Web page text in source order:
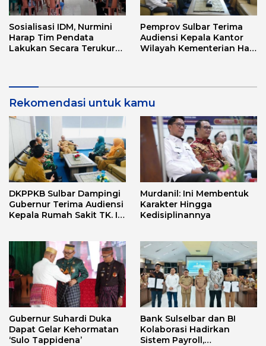
Sosialisasi IDM, Nurmini
Harap Tim Pendata
Lakukan Secara Terukur
Pemprov Sulbar Terima
Audiensi Kepala Kantor
Wilayah Kementerian Haji
Rekomendasi untuk kamu
DKPPKB Sulbar Dampingi
Gubernur Terima Audiensi
Kepala Rumah Sakit TK. III
Murdanil: Ini Membentuk
Karakter Hingga
Kedisiplinannya
Gubernur Suhardi Duka
Dapat Gelar Kehormatan
‘Sulo Tappidena’
Bank Sulselbar dan BI
Kolaborasi Hadirkan
Sistem Payroll,